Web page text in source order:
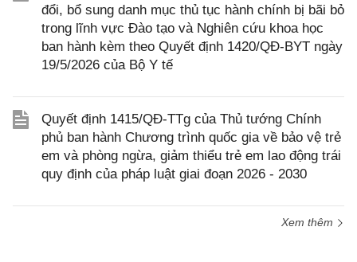
đổi, bổ sung danh mục thủ tục hành chính bị bãi bỏ
trong lĩnh vực Đào tạo và Nghiên cứu khoa học
ban hành kèm theo Quyết định 1420/QĐ-BYT ngày
19/5/2026 của Bộ Y tế
Quyết định 1415/QĐ-TTg của Thủ tướng Chính
phủ ban hành Chương trình quốc gia về bảo vệ trẻ
em và phòng ngừa, giảm thiểu trẻ em lao động trái
quy định của pháp luật giai đoạn 2026 - 2030
Xem thêm